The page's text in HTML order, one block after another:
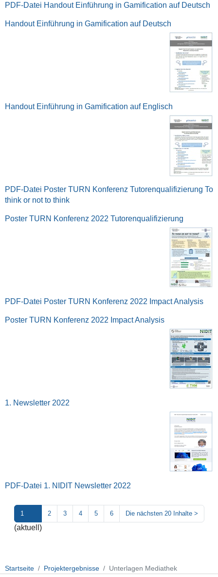
PDF-Datei Handout Einführung in Gamification auf Deutsch
Handout Einführung in Gamification auf Deutsch
Handout Einführung in Gamification auf Englisch
PDF-Datei Poster TURN Konferenz Tutorenqualifizierung To
think or not to think
Poster TURN Konferenz 2022 Tutorenqualifizierung
PDF-Datei Poster TURN Konferenz 2022 Impact Analysis
Poster TURN Konferenz 2022 Impact Analysis
1. Newsletter 2022
PDF-Datei 1. NIDIT Newsletter 2022
1
(aktuell)
2 3 4 5 6 Die nächsten 20 Inhalte >
Startseite Projektergebnisse Unterlagen Mediathek